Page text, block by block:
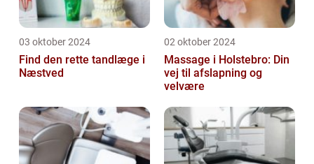
03 oktober 2024
Find den rette tandlæge i
Næstved
02 oktober 2024
Massage i Holstebro: Din
vej til afslapning og
velvære